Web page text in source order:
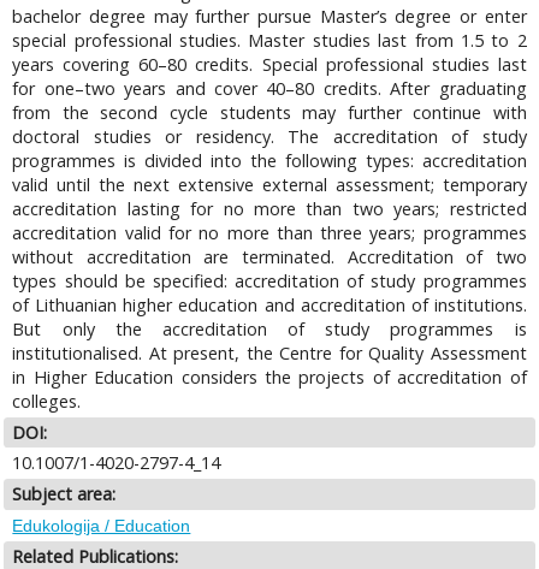
bachelor degree may further pursue Master’s degree or enter
special professional studies. Master studies last from 1.5 to 2
years covering 60–80 credits. Special professional studies last
for one–two years and cover 40–80 credits. After graduating
from the second cycle students may further continue with
doctoral studies or residency. The accreditation of study
programmes is divided into the following types: accreditation
valid until the next extensive external assessment; temporary
accreditation lasting for no more than two years; restricted
accreditation valid for no more than three years; programmes
without accreditation are terminated. Accreditation of two
types should be specified: accreditation of study programmes
of Lithuanian higher education and accreditation of institutions.
But only the accreditation of study programmes is
institutionalised. At present, the Centre for Quality Assessment
in Higher Education considers the projects of accreditation of
colleges.
DOI:
10.1007/1-4020-2797-4_14
Subject area:
Edukologija / Education
Related Publications: